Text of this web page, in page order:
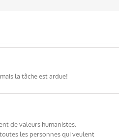
la tâche est ardue!
de valeurs humanistes.
les personnes qui veulent